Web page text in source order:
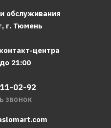
обслуживания
г. Тюмень
центра
21:00
02-92
ЗВОНОК